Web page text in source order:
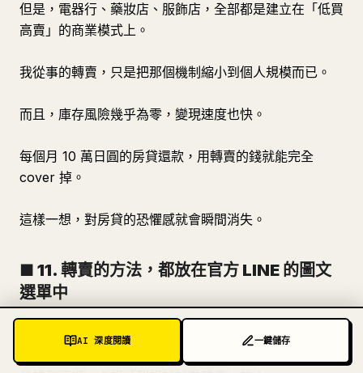
但是，電器行、藥妝店、服飾店，全部都是建立在「低買
高賣」的商業模式上。
我從事的轉賣，只是把那個機制縮小到個人規模而已。
而且，庫存風險幾乎為零，變現速度也快。
每個月 10 萬日圓的房貸還款，用轉賣的錢就能完全
cover 掉。
這樣一想，對房貸的恐懼感就會瞬間消失。
■ 11. 轉賣的方法，都放在官方 LINE 的圖文
選單中
AI 深度閱讀 一鍵儲存